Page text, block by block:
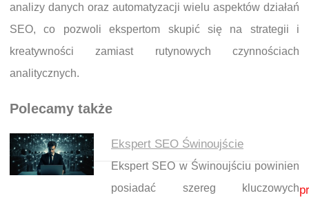
analizy danych oraz automatyzacji wielu aspektów działań
SEO, co pozwoli ekspertom skupić się na strategii i
kreatywności zamiast rutynowych czynnościach
analitycznych.
Polecamy także
Ekspert SEO Świnoujście
Ekspert SEO w Świnoujściu powinien
posiadać szereg kluczowych
Nawigacja wpisu